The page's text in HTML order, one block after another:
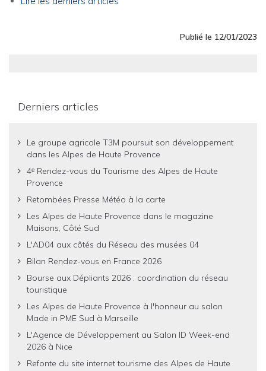
Publié le 12/01/2023
Derniers articles
Le groupe agricole T3M poursuit son développement
dans les Alpes de Haute Provence
4ᵉ Rendez-vous du Tourisme des Alpes de Haute
Provence
Retombées Presse Météo à la carte
Les Alpes de Haute Provence dans le magazine
Maisons, Côté Sud
L'AD04 aux côtés du Réseau des musées 04
Bilan Rendez-vous en France 2026
Bourse aux Dépliants 2026 : coordination du réseau
touristique
Les Alpes de Haute Provence à l'honneur au salon
Made in PME Sud à Marseille
L'Agence de Développement au Salon ID Week-end
2026 à Nice
Refonte du site internet tourisme des Alpes de Haute